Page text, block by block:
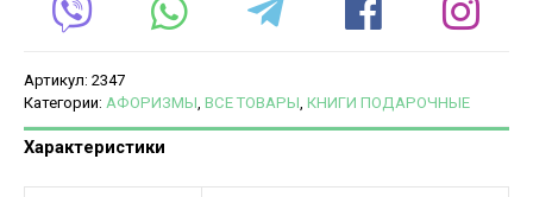
Артикул: 2347
Категории: АФОРИЗМЫ ВСЕ ТОВАРЫ КНИГИ ПОДАРОЧНЫЕ
Характеристики